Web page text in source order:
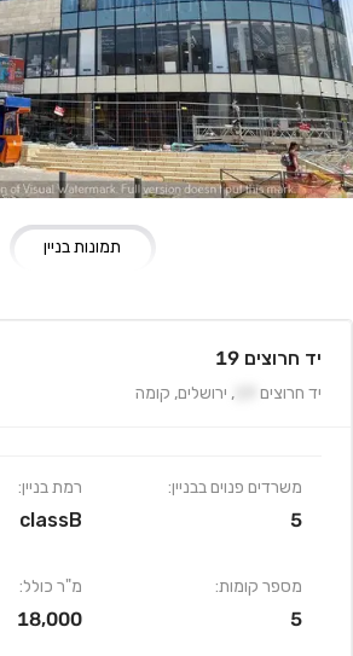
תמונות בניין
יד חרוצים 19
יד חרוצים , ירושלים, קומה
משרדים פנוים בבניין:
5
מספר קומות:
5
רמת בניין:
classB
מ"ר כולל:
18,000